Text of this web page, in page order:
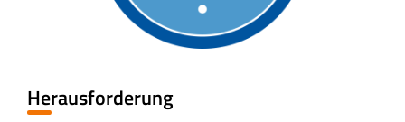
Herausforderung